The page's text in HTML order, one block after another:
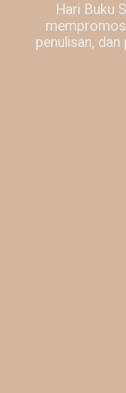
Hari Buku
penulisan,